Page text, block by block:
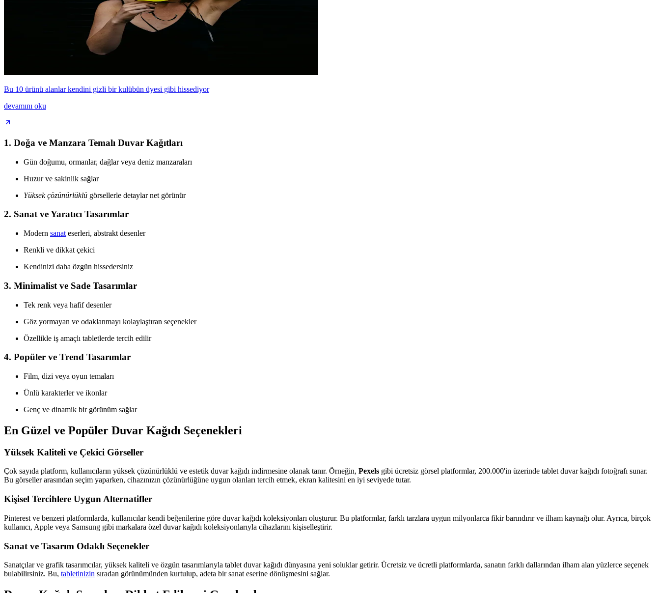
Bu 10 ürünü alanlar kendini gizli bir kulübün üyesi gibi hissediyor
devamını oku
1. Doğa ve Manzara Temalı Duvar Kağıtları
Gün doğumu, ormanlar, dağlar veya deniz manzaraları
Huzur ve sakinlik sağlar
Yüksek çözünürlüklü görsellerle detaylar net görünür
2. Sanat ve Yaratıcı Tasarımlar
Modern sanat eserleri, abstrakt desenler
Renkli ve dikkat çekici
Kendinizi daha özgün hissedersiniz
3. Minimalist ve Sade Tasarımlar
Tek renk veya hafif desenler
Göz yormayan ve odaklanmayı kolaylaştıran seçenekler
Özellikle iş amaçlı tabletlerde tercih edilir
4. Popüler ve Trend Tasarımlar
Film, dizi veya oyun temaları
Ünlü karakterler ve ikonlar
Genç ve dinamik bir görünüm sağlar
En Güzel ve Popüler Duvar Kağıdı Seçenekleri
Yüksek Kaliteli ve Çekici Görseller
Çok sayıda platform, kullanıcıların yüksek çözünürlüklü ve estetik duvar kağıdı indirmesine olanak tanır. Örneğin, Pexels gibi ücretsiz görsel platformlar, 200.000'in üzerinde tablet duvar kağıdı fotoğrafı sunar.
Bu görseller arasından seçim yaparken, cihazınızın çözünürlüğüne uygun olanları tercih etmek, ekran kalitesini en iyi seviyede tutar.
Kişisel Tercihlere Uygun Alternatifler
Pinterest ve benzeri platformlarda, kullanıcılar kendi beğenilerine göre duvar kağıdı koleksiyonları oluşturur. Bu platformlar, farklı tarzlara uygun milyonlarca fikir barındırır ve ilham kaynağı olur. Ayrıca, birçok
kullanıcı, Apple veya Samsung gibi markalara özel duvar kağıdı koleksiyonlarıyla cihazlarını kişiselleştirir.
Sanat ve Tasarım Odaklı Seçenekler
Sanatçılar ve grafik tasarımcılar, yüksek kaliteli ve özgün tasarımlarıyla tablet duvar kağıdı dünyasına yeni soluklar getirir. Ücretsiz ve ücretli platformlarda, sanatın farklı dallarından ilham alan yüzlerce seçenek
bulabilirsiniz. Bu, tabletinizin sıradan görünümünden kurtulup, adeta bir sanat eserine dönüşmesini sağlar.